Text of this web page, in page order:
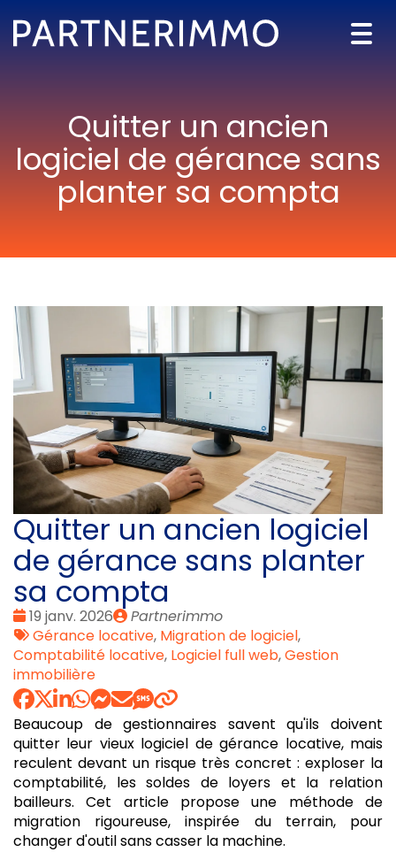
Quitter un ancien
logiciel de gérance sans
planter sa compta
Quitter un ancien logiciel
de gérance sans planter
sa compta
Date
:
19 janv. 2026
Publié
par
Partnerimmo
Tags
:
Gérance locative, Migration de logiciel,
Comptabilité locative, Logiciel full web,Gestion
immobilière
Beaucoup de gestionnaires savent qu'ils doivent
quitter leur vieux logiciel de gérance locative, mais
reculent devant un risque très concret : exploser la
comptabilité, les soldes de loyers et la relation
bailleurs. Cet article propose une méthode de
migration rigoureuse, inspirée du terrain, pour
changer d'outil sans casser la machine.